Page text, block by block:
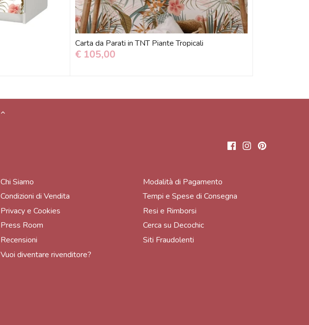
Carta da Parati in TNT Piante Tropicali
€ 105,00
Chi Siamo
Condizioni di Vendita
Privacy e Cookies
Press Room
Recensioni
Vuoi diventare rivenditore?
Modalità di Pagamento
Tempi e Spese di Consegna
Resi e Rimborsi
Cerca su Decochic
Siti Fraudolenti